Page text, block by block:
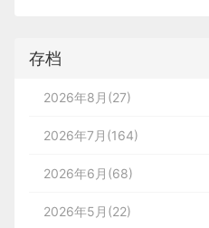
存档
2026年8月(27)
2026年7月(164)
2026年6月(68)
2026年5月(22)